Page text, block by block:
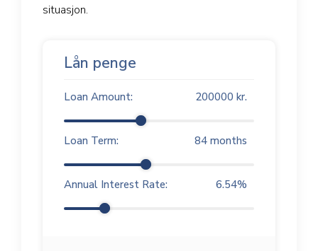
situasjon.
Lån penge
Loan Amount: 200000 kr.
Loan Term: 84 months
Annual Interest Rate: 6.54%